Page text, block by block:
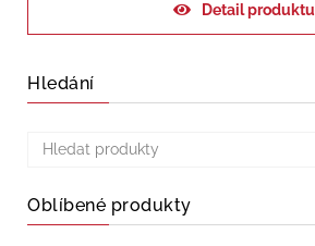
Detail produktu
Hledání
Oblíbené produkty